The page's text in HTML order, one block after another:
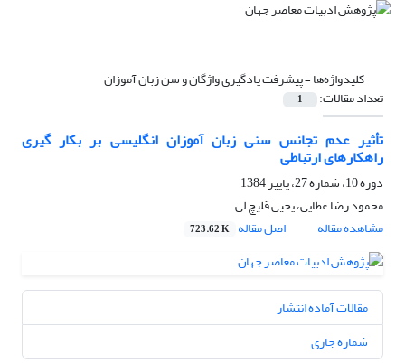
کلیدواژه‌ها =پیشرفت یادگیری واژگان و سن زبان آموزان
تعداد مقالات: 1
تأثیر عدم تجانس سنی زبان آموزان انگلیسی بر بکار گیری
راهکارهای ارتباطی
دوره 10، شماره 27، پاییز 1384
محمود رضا عطایی، یحیی قلیچ لی
مشاهده مقاله
اصل مقاله 723.62 K
مقالات آماده انتشار
شماره جاری